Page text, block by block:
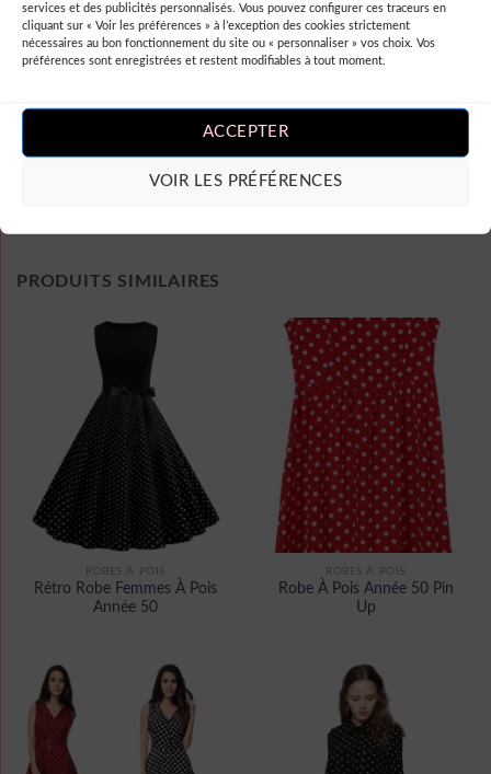
services et des publicités personnalisés. Vous pouvez configurer ces traceurs en
cliquant sur « Voir les préférences » à l’exception des cookies strictement
nécessaires au bon fonctionnement du site ou « personnaliser » vos choix. Vos
préférences sont enregistrées et restent modifiables à tout moment.
ACCEPTER
VOIR LES PRÉFÉRENCES
“Robe Boheme En Soie”
Vous devez être connectépour publier
PRODUITS SIMILAIRES
ROBES À POIS
Rétro Robe Femmes À Pois
Année 50
ROBES À POIS
Robe À Pois Année 50 Pin
Up